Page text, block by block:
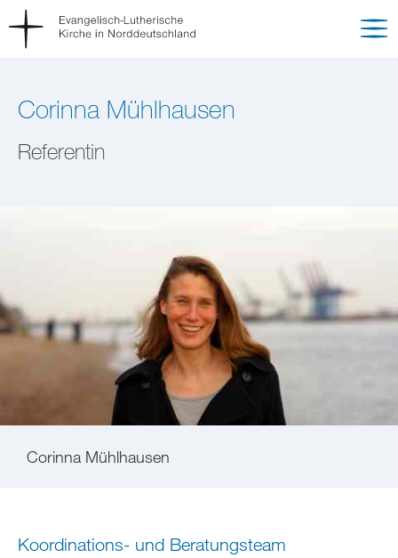
Corinna Mühlhausen
Referentin
Corinna Mühlhausen
Koordinations- und Beratungsteam